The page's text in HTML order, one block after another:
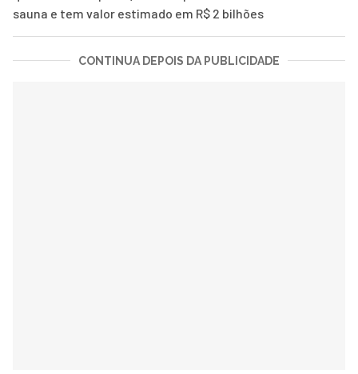
sauna e tem valor estimado em R$ 2 bilhões
CONTINUA DEPOIS DA PUBLICIDADE